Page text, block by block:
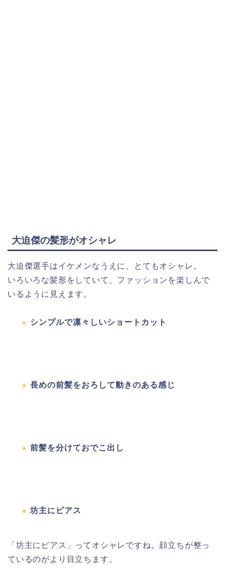
大迫傑の髪形がオシャレ
大迫傑選手はイケメンなうえに、とてもオシャレ。
いろいろな髪形をしていて、ファッションを楽しんで
いるように見えます。
シンプルで凛々しいショートカット
長めの前髪をおろして動きのある感じ
前髪を分けておでこ出し
坊主にピアス
「坊主にピアス」ってオシャレですね。顔立ちが整っ
ているのがより目立ちます。